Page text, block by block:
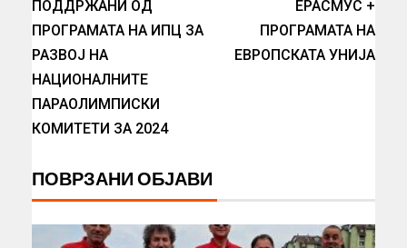
ПОДДРЖАНИ ОД
ПРОГРАМАТА НА ИПЦ ЗА
РАЗВОЈ НА
НАЦИОНАЛНИТЕ
ПАРАОЛИМПИСКИ
КОМИТЕТИ ЗА 2024
ЕРАСМУС +
ПРОГРАМАТА НА
ЕВРОПСКАТА УНИЈА
ПОВРЗАНИ ОБЈАВИ